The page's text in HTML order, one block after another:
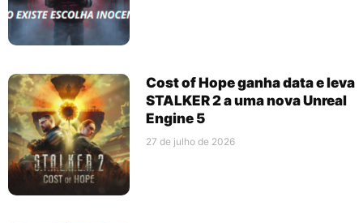
Cost of Hope ganha data e leva
STALKER 2 a uma nova Unreal
Engine 5
27 de julho de 2026